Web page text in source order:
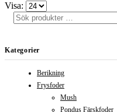
Visa:
Sök
efter:
Kategorier
Berikning
Frysfoder
Mush
Pondus Färskfoder